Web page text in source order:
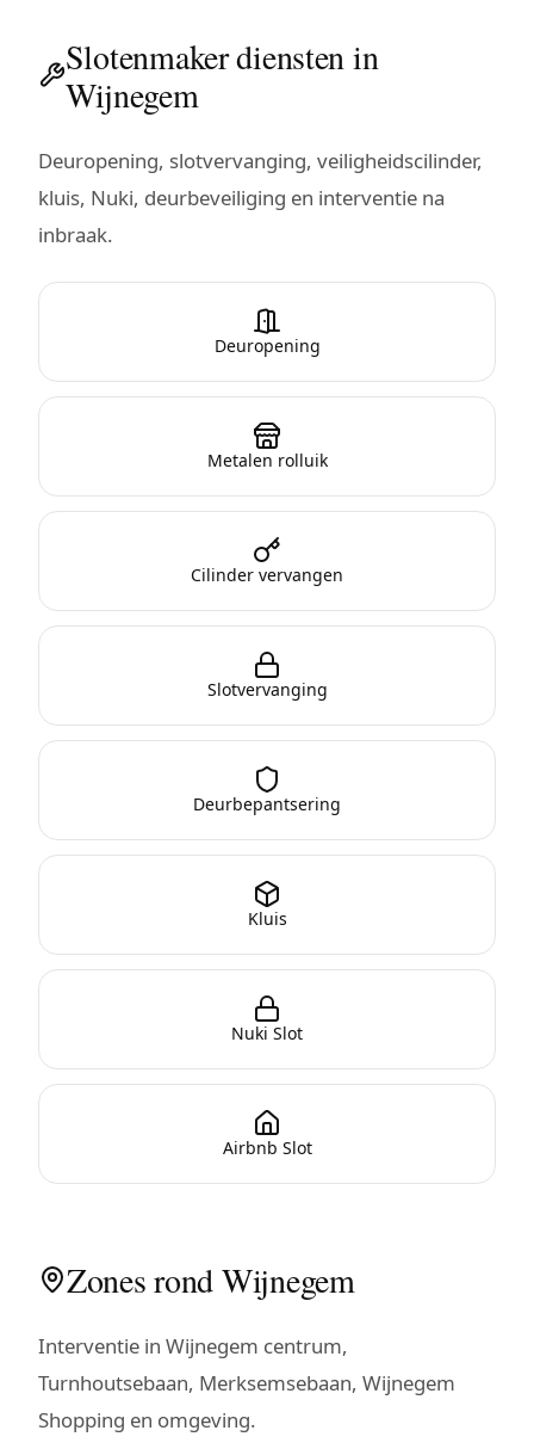
Slotenmaker diensten in
Wijnegem
Deuropening, slotvervanging, veiligheidscilinder,
kluis, Nuki, deurbeveiliging en interventie na
inbraak.
Deuropening
Metalen rolluik
Cilinder vervangen
Slotvervanging
Deurbepantsering
Kluis
Nuki Slot
Airbnb Slot
Zones rond Wijnegem
Interventie in Wijnegem centrum,
Turnhoutsebaan, Merksemsebaan, Wijnegem
Shopping en omgeving.